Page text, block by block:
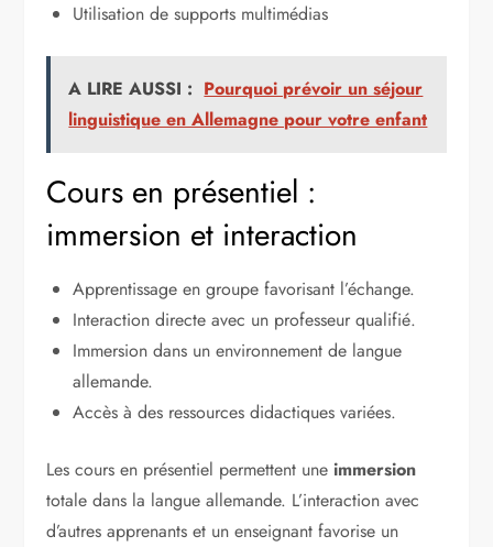
Utilisation de supports multimédias
A LIRE AUSSI : Pourquoi prévoir un séjour
linguistique en Allemagne pour votre enfant
Cours en présentiel :
immersion et interaction
Apprentissage en groupe favorisant l’échange.
Interaction directe avec un professeur qualifié.
Immersion dans un environnement de langue
allemande.
Accès à des ressources didactiques variées.
Les cours en présentiel permettent une immersion
totale dans la langue allemande. L’interaction avec
d’autres apprenants et un enseignant favorise un